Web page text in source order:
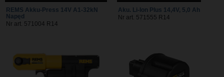
REMS Akku-Press 14V A1-32kN
Napęd
Nr art. 571004 R14
Aku. Li-Ion Plus 14,4V, 5,0 Ah
Nr art. 571555 R14